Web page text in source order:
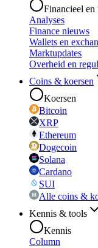
Financieel en
Analyses
Finance nieuws
Wallets en
Marktupdates
Overheid en
Coins & koersen
Koersen
Bitcoin
XRP
Ethereum
Dogecoin
Solana
Cardano
SUI
Alle coins &
Kennis & tools
Kennis
Column